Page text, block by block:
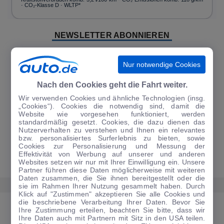
· CO₂-Klasse D · WLTP*
NEWSLETTER ABONNIEREN
das gibt es auch als Newsletter - bequem per E-Mail direkt in Ihr
Postfach. Sie können den täglichen Überblick zu den aktuellen
Nachrichten kostenlos abonnieren und sind so immer sofort informiert.
JETZT ANMELDEN
MEHR ERFAHREN AUS DEM BEREICH NEWS
Nur notwendige Cookies
Nach den Cookies geht die Fahrt weiter.
Wir verwenden Cookies und ähnliche Technologien (insg.
„Cookies“). Cookies die notwendig sind, damit die
Website wie vorgesehen funktioniert, werden
standardmäßig gesetzt. Cookies, die dazu dienen das
Nutzerverhalten zu verstehen und Ihnen ein relevantes
bzw. personalisiertes Surferlebnis zu bieten, sowie
Cookies zur Personalisierung und Messung der
Effektivität von Werbung auf unserer und anderen
Websites setzen wir nur mit Ihrer Einwilligung ein. Unsere
Partner führen diese Daten möglicherweise mit weiteren
Daten zusammen, die Sie ihnen bereitgestellt oder die
sie im Rahmen Ihrer Nutzung gesammelt haben. Durch
Klick auf "Zustimmen" akzeptieren Sie alle Cookies und
die beschriebene Verarbeitung Ihrer Daten. Bevor Sie
Ihre Zustimmung erteilen, beachten Sie bitte, dass wir
Ihre Daten auch mit Partnern mit Sitz in den USA teilen.